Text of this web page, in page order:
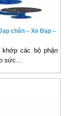
chân – Xe Đạp –
các bộ phận
sức...